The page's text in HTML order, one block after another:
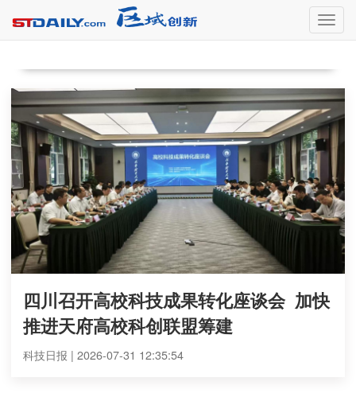
切
换
航
四川召开高校科技成果转化座谈会 加快
推进天府高校科创联盟筹建
科技日报 | 2026-07-31 12:35:54